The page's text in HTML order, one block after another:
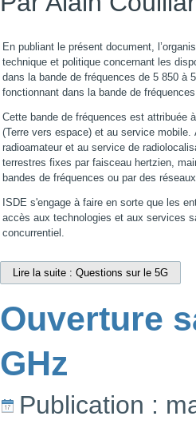
En publiant le présent document,
technique et politique concernant les
dans la bande de fréquences de 5 850 à
fonctionnant dans la bande de
Cette bande de fréquences est attribuée
(Terre vers espace) et au service
radioamateur et au service de
terrestres fixes par faisceau hertzien,
bandes de fréquences ou par des
ISDE s'engage à faire en sorte que les
accès aux technologies et aux services
concurrentiel.
Lire la suite : Questions sur le 5G
Ouverture
GHz
Publication :